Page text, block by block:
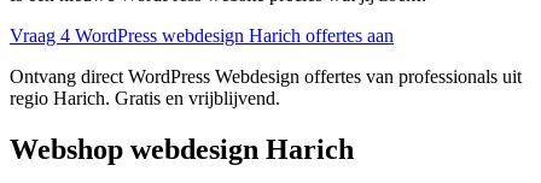
Vraag 4 WordPress webdesign Harich offertes aan
Ontvang direct WordPress Webdesign offertes van professionals uit
regio Harich. Gratis en vrijblijvend.
Webshop webdesign Harich